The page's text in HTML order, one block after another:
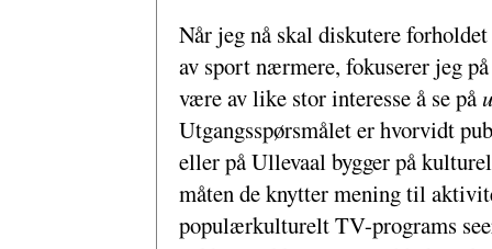
Når jeg nå skal diskutere
av sport nærmere, fokuserer jeg
være av like stor interesse å se på
Utgangsspørsmålet er hvorvidt
eller på Ullevaal bygger på
måten de knytter mening til
populærkulturelt TV-programs